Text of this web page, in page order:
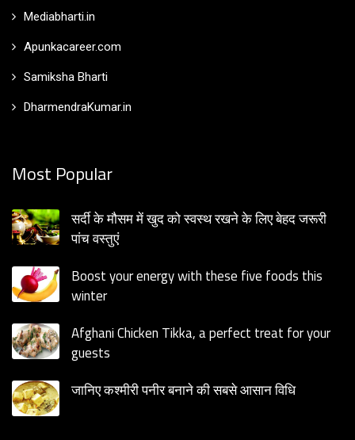
Mediabharti.in
Apunkacareer.com
Samiksha Bharti
DharmendraKumar.in
Most Popular
सर्दी के मौसम में खुद को स्वस्थ रखने के लिए बेहद जरूरी
पांच वस्तुएं
Boost your energy with these five foods this
winter
Afghani Chicken Tikka, a perfect treat for your
guests
जानिए कश्मीरी पनीर बनाने की सबसे आसान विधि